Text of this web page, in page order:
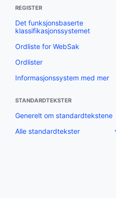
REGISTER
Det funksjonsbaserte
klassifikasjonssystemet
Ordliste for WebSak
Ordlister
Informasjonssystem med mer
STANDARDTEKSTER
Generelt om standardtekstene
Alle standardtekster